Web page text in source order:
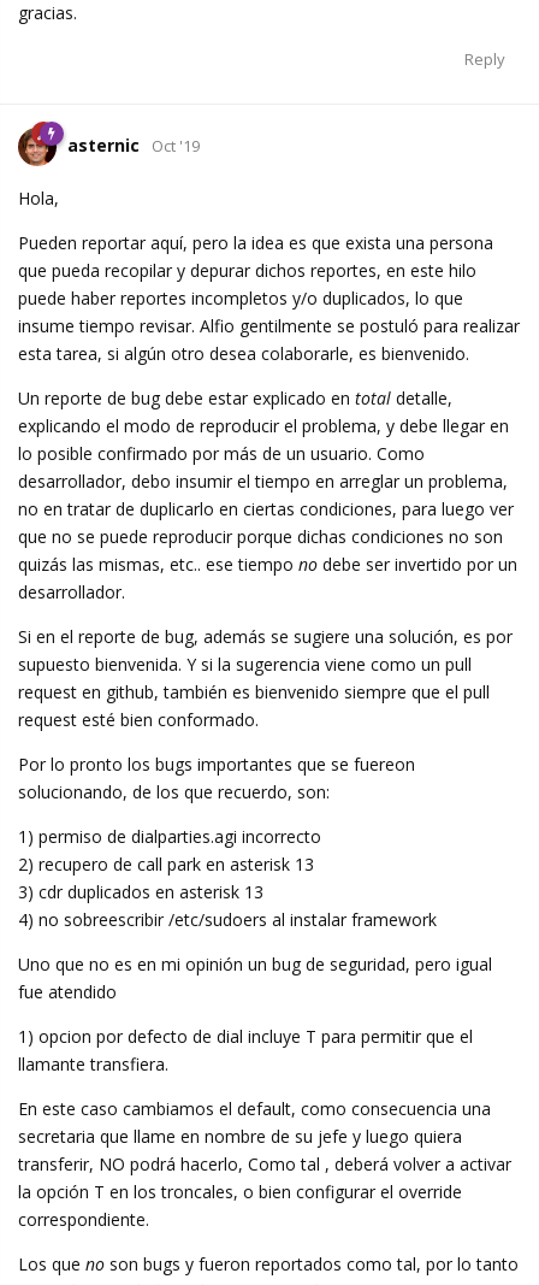
gracias.
Reply
asternic Oct '19
Hola,
Pueden reportar aquí, pero la idea es que exista una persona
que pueda recopilar y depurar dichos reportes, en este hilo
puede haber reportes incompletos y/o duplicados, lo que
insume tiempo revisar. Alfio gentilmente se postuló para realizar
esta tarea, si algún otro desea colaborarle, es bienvenido.
Un reporte de bug debe estar explicado en total detalle,
explicando el modo de reproducir el problema, y debe llegar en
lo posible confirmado por más de un usuario. Como
desarrollador, debo insumir el tiempo en arreglar un problema,
no en tratar de duplicarlo en ciertas condiciones, para luego ver
que no se puede reproducir porque dichas condiciones no son
quizás las mismas, etc.. ese tiempo no debe ser invertido por un
desarrollador.
Si en el reporte de bug, además se sugiere una solución, es por
supuesto bienvenida. Y si la sugerencia viene como un pull
request en github, también es bienvenido siempre que el pull
request esté bien conformado.
Por lo pronto los bugs importantes que se fuereon
solucionando, de los que recuerdo, son:
1) permiso de dialparties.agi incorrecto
2) recupero de call park en asterisk 13
3) cdr duplicados en asterisk 13
4) no sobreescribir /etc/sudoers al instalar framework
Uno que no es en mi opinión un bug de seguridad, pero igual
fue atendido
1) opcion por defecto de dial incluye T para permitir que el
llamante transfiera.
En este caso cambiamos el default, como consecuencia una
secretaria que llame en nombre de su jefe y luego quiera
transferir, NO podrá hacerlo, Como tal , deberá volver a activar
la opción T en los troncales, o bien configurar el override
correspondiente.
Los que no son bugs y fueron reportados como tal, por lo tanto